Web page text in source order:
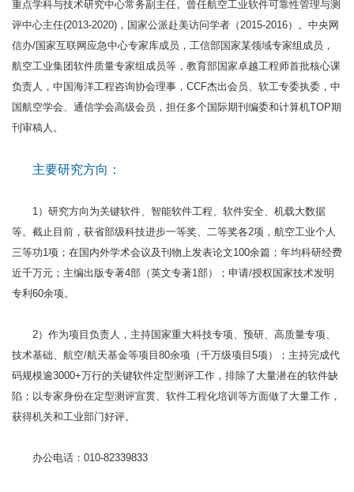
重点学科与技术研究中心常务副主任。曾任航空工业软件可靠性管理与测
评中心主任(2013-2020)，国家公派赴美访问学者（2015-2016）。中央网
信办/国家互联网应急中心专家库成员，工信部国家某领域专家组成员，
航空工业集团软件质量专家组成员等，教育部国家卓越工程师首批核心课
负责人，中国海洋工程咨询协会理事，CCF杰出会员、软工专委执委，中
国航空学会、通信学会高级会员，担任多个国际期刊编委和计算机TOP期
刊审稿人。
主要研究方向：
1）研究方向为关键软件、智能软件工程、软件安全、机载大数据
等。截止目前，获省部级科技进步一等奖、二等奖各2项，航空工业个人
三等功1项；在国内外学术会议及刊物上发表论文100余篇；年均科研经费
近千万元；主编出版专著4部（英文专著1部）；申请/授权国家技术发明
专利60余项。
2）作为项目负责人，主持国家重大科技专项、预研、高质量专项、
技术基础、航空/航天基金等项目80余项（千万级项目5项）；主持完成代
码规模逾3000+万行的关键软件定型测评工作，排除了大量潜在的软件缺
陷；以专家身份在定型测评宣贯、软件工程化培训等方面做了大量工作，
获得机关和工业部门好评。
办公电话：010-82339833